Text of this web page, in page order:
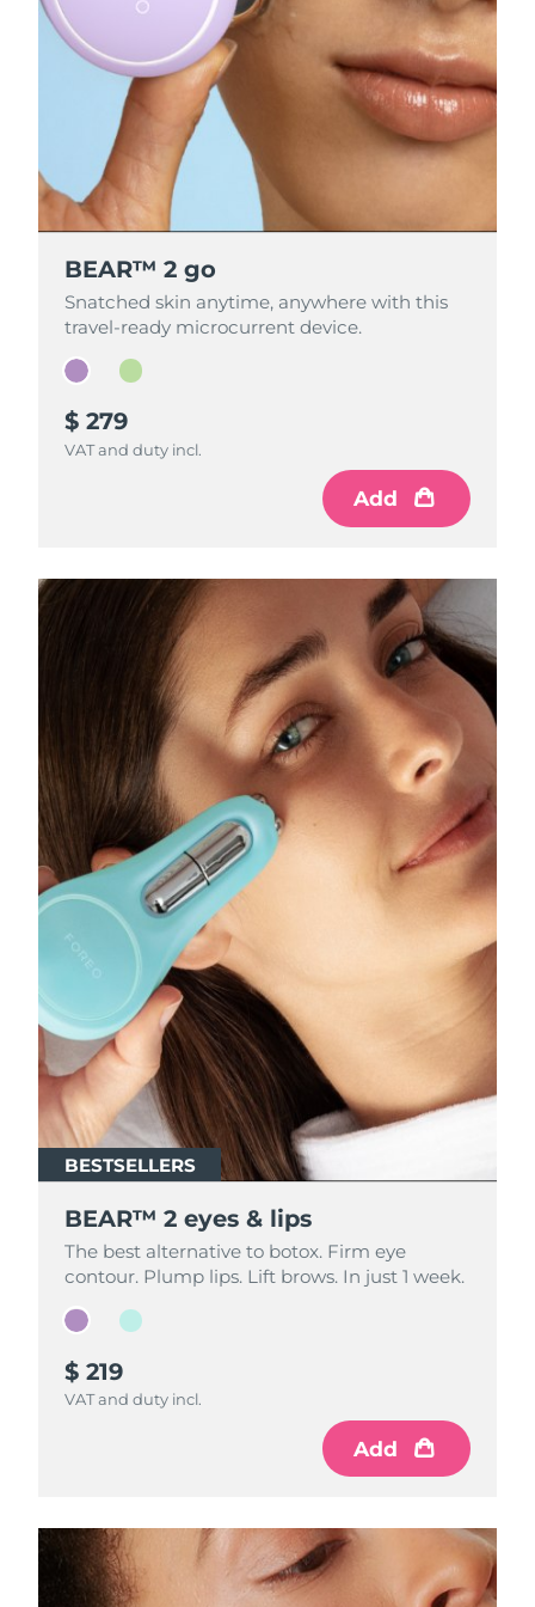
BEAR™ 2 go
Snatched skin anytime, anywhere with this
travel-ready microcurrent device.
$ 279
VAT and duty incl.
Add
BEAR™ 2 go
Snatched skin anytime, anywhere with this
travel-ready microcurrent device.
$ 279
VAT and duty incl.
Add
BESTSELLERS
BEAR™ 2 eyes & lips
The best alternative to botox. Firm eye
contour. Plump lips. Lift brows. In just 1 week.
$ 219
VAT and duty incl.
Add
BESTSELLERS
BEAR™ 2 eyes & lips
The best alternative to botox. Firm eye
contour. Plump lips. Lift brows. In just 1 week.
$ 199
VAT and duty incl.
Add